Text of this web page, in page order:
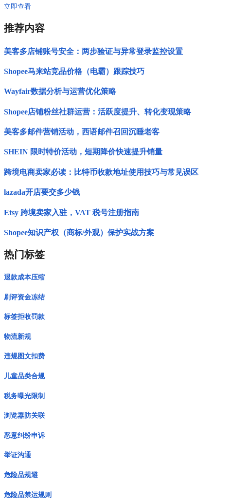
立即查看
推荐内容
美客多店铺账号安全：两步验证与异常登录监控设置
Shopee马来站竞品价格（电霸）跟踪技巧
Wayfair数据分析与运营优化策略
Shopee店铺粉丝社群运营：活跃度提升、转化变现策略
美客多邮件营销活动，西语邮件召回沉睡老客
SHEIN 限时特价活动，短期降价快速提升销量
跨境电商卖家必读：比特币收款地址使用技巧与常见误区
lazada开店要交多少钱
Etsy 跨境卖家入驻，VAT 税号注册指南
Shopee知识产权（商标/外观）保护实战方案
热门标签
退款成本压缩
刷评资金冻结
标签拒收罚款
物流新规
违规图文扣费
儿童品类合规
税务曝光限制
浏览器防关联
恶意纠纷申诉
举证沟通
危险品规避
危险品禁运规则